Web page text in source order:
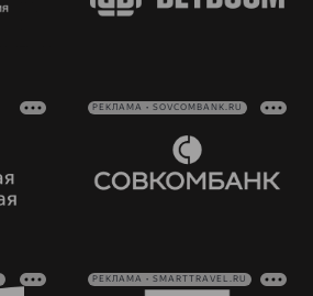
РЕКЛАМА • SOVCOMBANK.RU
РЕКЛАМА • SMARTTRAVEL.RU